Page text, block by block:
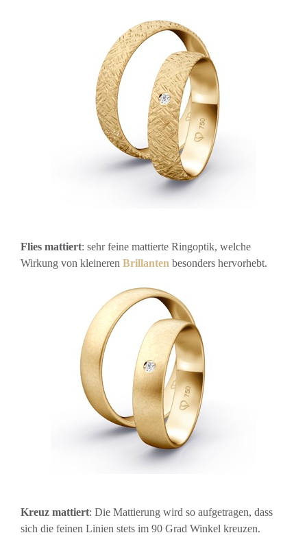
Flies mattiert: sehr feine mattierte Ringoptik, welche
Wirkung von kleineren Brillanten besonders hervorhebt.
Kreuz mattiert: Die Mattierung wird so aufgetragen, dass
sich die feinen Linien stets im 90 Grad Winkel kreuzen.